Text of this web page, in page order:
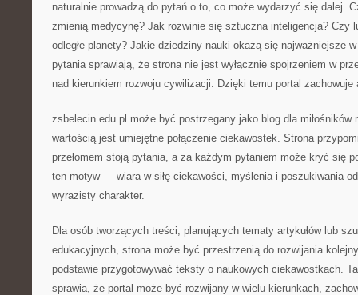
naturalnie prowadzą do pytań o to, co może wydarzyć się dalej.
zmienią medycynę? Jak rozwinie się sztuczna inteligencja? Czy
odległe planety? Jakie dziedziny nauki okażą się najważniejsze
pytania sprawiają, że strona nie jest wyłącznie spojrzeniem w
nad kierunkiem rozwoju cywilizacji. Dzięki temu portal zachowuje
zsbelecin.edu.pl może być postrzegany jako blog dla miłośników
wartością jest umiejętne połączenie ciekawostek. Strona
przełomem stoją pytania, a za każdym pytaniem może kryć się
ten motyw — wiara w siłę ciekawości, myślenia i poszukiwania
wyrazisty charakter.
Dla osób tworzących treści, planujących tematy artykułów lub
edukacyjnych, strona może być przestrzenią do rozwijania
podstawie przygotowywać teksty o naukowych ciekawostkach.
sprawia, że portal może być rozwijany w wielu kierunkach,